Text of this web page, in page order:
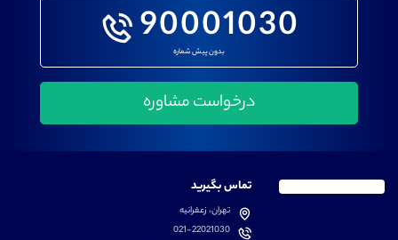
90001030
بدون پیش شماره
تماس بگیرید
تهران، زعفرانیه
021-22021030